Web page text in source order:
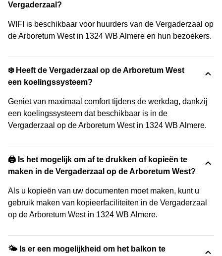
Vergaderzaal?
WIFI is beschikbaar voor huurders van de Vergaderzaal op
de Arboretum West in 1324 WB Almere en hun bezoekers.
❄️ Heeft de Vergaderzaal op de Arboretum West
een koelingssysteem?
Geniet van maximaal comfort tijdens de werkdag, dankzij
een koelingssysteem dat beschikbaar is in de
Vergaderzaal op de Arboretum West in 1324 WB Almere.
🖨️ Is het mogelijk om af te drukken of kopieën te
maken in de Vergaderzaal op de Arboretum West?
Als u kopieën van uw documenten moet maken, kunt u
gebruik maken van kopieerfaciliteiten in de Vergaderzaal
op de Arboretum West in 1324 WB Almere.
🌤 Is er een mogelijkheid om het balkon te